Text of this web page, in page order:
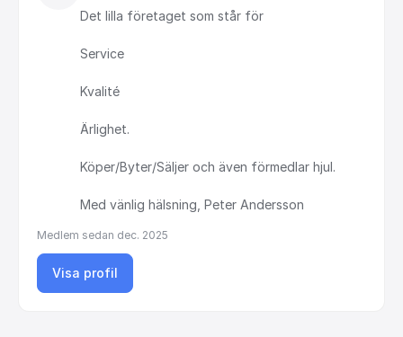
Det lilla företaget som står för
Service
Kvalité
Ärlighet.
Köper​/​Byter​/​Säljer och även förmedlar hjul.
Med vänlig hälsning, Peter Andersson
Medlem sedan dec. 2025
Visa profil